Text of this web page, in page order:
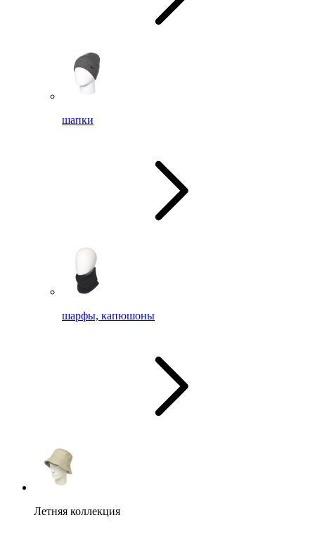
шапки
шарфы, капюшоны
Летняя коллекция